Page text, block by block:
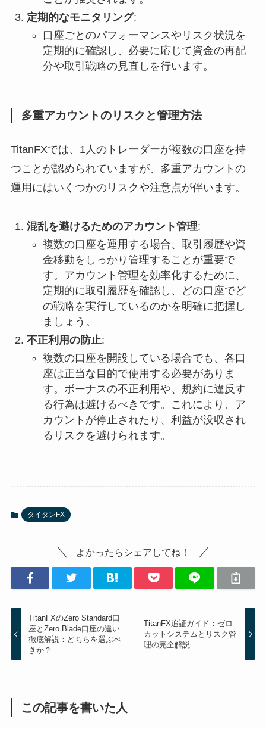
定期的なモニタリング:
口座ごとのパフォーマンスやリスク状況を
定期的に確認し、必要に応じて資金の再配
分や取引戦略の見直しを行います。
多重アカウントのリスクと管理方法
TitanFXでは、1人のトレーダーが複数の口座を持
つことが認められていますが、多重アカウントの
運用にはいくつかのリスクや注意点が伴います。
混乱を避けるためのアカウント管理:
複数の口座を運用する場合、取引履歴や資
金移動をしっかり管理することが重要で
す。アカウント管理を効率化するために、
定期的に取引履歴を確認し、どの口座でど
の戦略を実行しているのかを明確に把握し
ましょう。
不正利用の防止:
複数の口座を開設している場合でも、各口
座は正当な目的で使用する必要がありま
す。ボーナスの不正利用や、規約に違反す
る行為は避けるべきです。これにより、ア
カウントが停止されたり、利益が没収され
るリスクを避けられます。
タイタンFX
よかったらシェアしてね！
TitanFXのZero Standard口
座とZero Blade口座の違い
徹底解説：どちらを選ぶべ
きか？
TitanFX追証ガイド：ゼロ
カットシステムとリスク管
理の完全解説
この記事を書いた人